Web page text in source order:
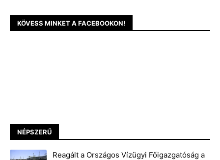
KÖVESS MINKET A FACEBOOKON!
NÉPSZERŰ
Reagált a Országos Vízügyi Főigazgatóság a